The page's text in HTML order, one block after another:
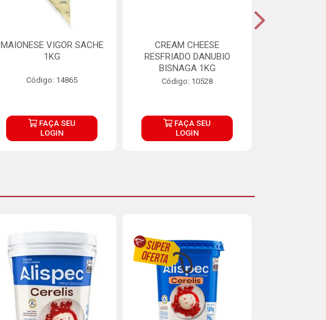
MAIONESE VIGOR SACHE
1KG
Código: 14865
FAÇA SEU
LOGIN
CREAM CHEESE
RESFRIADO DANUBIO
BISNAGA 1KG
Código: 10528
FAÇA SEU
LOGIN